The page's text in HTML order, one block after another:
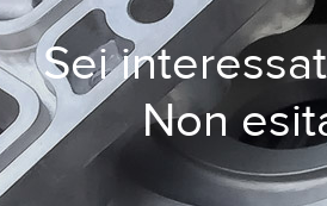
Sei
Non